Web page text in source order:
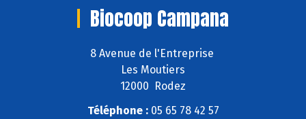
Biocoop Campana
8 Avenue de l'Entreprise
Les Moutiers
12000 Rodez
Téléphone :05 65 78 42 57